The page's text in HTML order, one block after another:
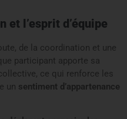
l’esprit d’équipe
de la coordination et une
participant apporte sa
ce qui renforce les
un sentiment d’appartenance